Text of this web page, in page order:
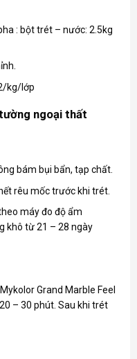
: bột trét – nước: 2.5kg
kg/lớp
ngoại thất
bám bụi bẩn, tạp chất.
rêu mốc trước khi trét.
máy đo độ ẩm
khô từ 21 – 28 ngày
Grand Marble Feel
– 30 phút. Sau khi trét